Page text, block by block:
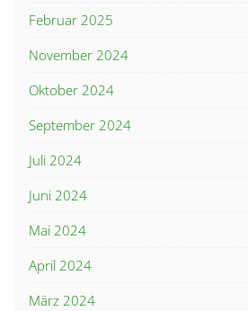
Februar 2025
November 2024
Oktober 2024
September 2024
Juli 2024
Juni 2024
Mai 2024
April 2024
März 2024